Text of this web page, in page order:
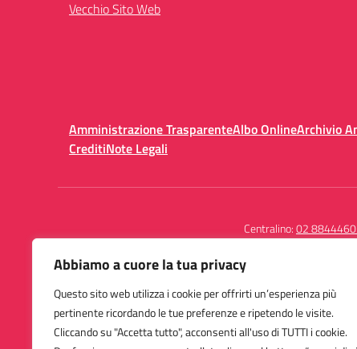
Abbiamo a cuore la tua privacy
Questo sito web utilizza i cookie per offrirti un’esperienza più
pertinente ricordando le tue preferenze e ripetendo le visite.
Cliccando su "Accetta tutto", acconsenti all'uso di TUTTI i cookie.
Vecchio Sito Web
Amministrazione TrasparenteAlbo OnlineArchivio
CreditiNote Legali
Centralino:02
Istituto Comprensivo
San Giuseppe Calasanzio
Piazza Axum 5 - 20151 Milano (MI)